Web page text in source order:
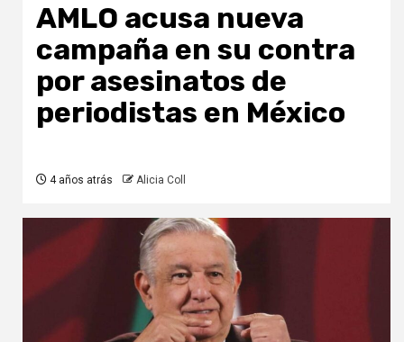
AMLO acusa nueva
campaña en su contra
por asesinatos de
periodistas en México
4 años atrás Alicia Coll